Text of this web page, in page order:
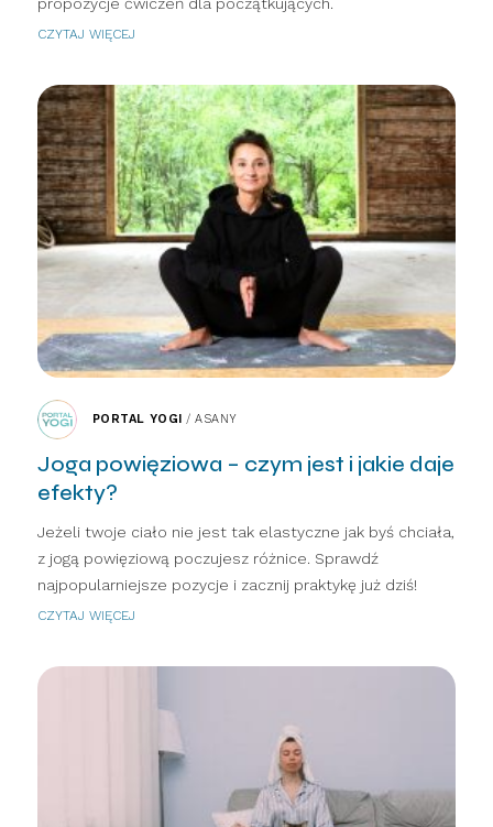
CZYTAJ WIĘCEJ
PORTAL YOGI /ASANY
Joga powięziowa – czym jest i jakie daje
efekty?
Jeżeli twoje ciało nie jest tak elastyczne jak byś chciała,
z jogą powięziową poczujesz różnice. Sprawdź
najpopularniejsze pozycje i zacznij praktykę już dziś!
CZYTAJ WIĘCEJ